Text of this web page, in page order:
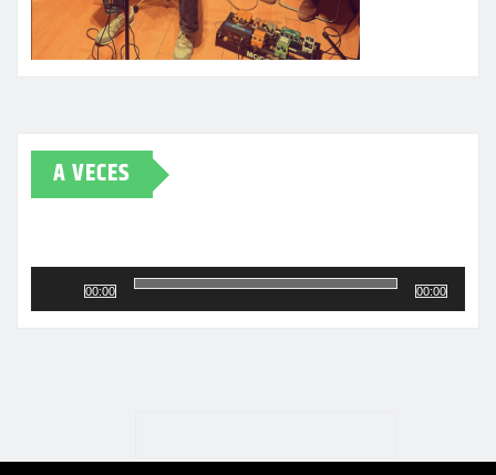
A VECES
audio
00:00 00:00